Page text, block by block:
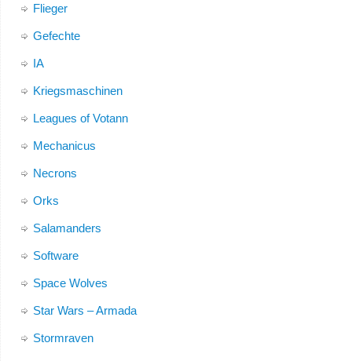
Flieger
Gefechte
IA
Kriegsmaschinen
Leagues of Votann
Mechanicus
Necrons
Orks
Salamanders
Software
Space Wolves
Star Wars – Armada
Stormraven